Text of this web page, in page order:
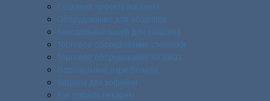
Создание проекта магазина
Оборудование для общепита
Холодильный шкаф для магазина
Торговое оборудование стеллажи
Торговое оборудование на заказ
Морозильные лари-бонеты
Витрина для кофейни
Как открыть пекарню